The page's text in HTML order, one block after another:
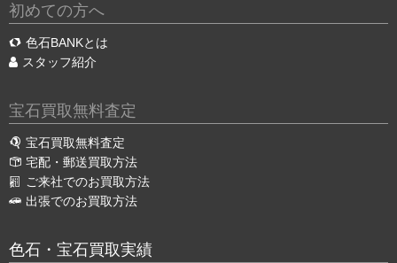
初めての方へ
色石BANKとは
スタッフ紹介
宝石買取無料査定
宝石買取無料査定
宅配・郵送買取方法
ご来社でのお買取方法
出張でのお買取方法
色石・宝石買取実績